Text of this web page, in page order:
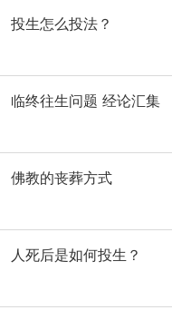
投生怎么投法？
临终往生问题 经论汇集
佛教的丧葬方式
人死后是如何投生？